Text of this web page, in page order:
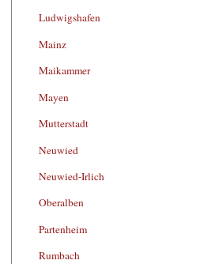
Ludwigshafen
Mainz
Maikammer
Mayen
Mutterstadt
Neuwied
Neuwied-Irlich
Oberalben
Partenheim
Rumbach